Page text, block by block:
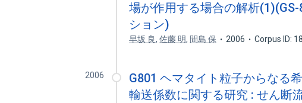
場が作用する場合の解析
ション)
早坂 良,佐藤 明, 間島 保 2006 Corpus ID:
2006
G801 ヘマタイト粒子からなる
輸送係数に関する研究 : せん断